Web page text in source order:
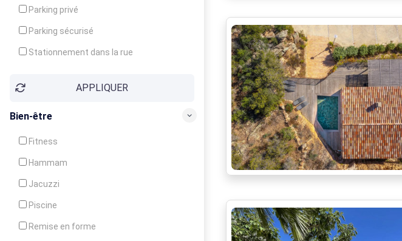
Parking privé
Parking sécurisé
Stationnement dans la rue
APPLIQUER
Bien-être
Fitness
Hammam
Jacuzzi
Piscine
Remise en forme